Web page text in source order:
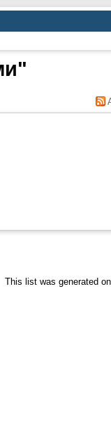
This list was generated on